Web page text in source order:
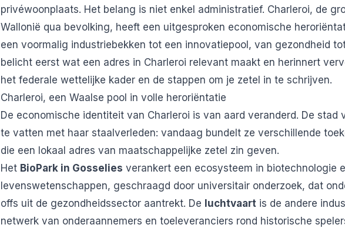
privéwoonplaats. Het belang is niet enkel administratief. Charleroi, de
Wallonië qua bevolking, heeft een uitgesproken economische
een voormalig industriebekken tot een innovatiepool, van gezondheid
belicht eerst wat een adres in Charleroi relevant maakt en herinnert
het federale wettelijke kader en de stappen om je zetel in te schrijven.
Charleroi, een Waalse pool in volle heroriëntatie
De economische identiteit van Charleroi is van aard veranderd. De stad
te vatten met haar staalverleden: vandaag bundelt ze verschillende
die een lokaal adres van maatschappelijke zetel zin geven.
Het BioPark in Gosselies verankert een ecosysteem in biotechnologie
levenswetenschappen, geschraagd door universitair onderzoek, dat
offs uit de gezondheidssector aantrekt. De luchtvaart is de andere
netwerk van onderaannemers en toeleveranciers rond historische